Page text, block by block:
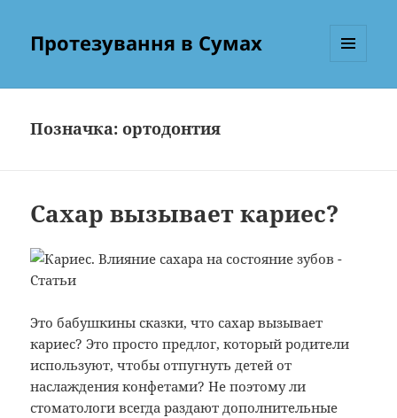
Протезування в Сумах
Позначка:ортодонтия
Сахар вызывает кариес?
Это бабушкины сказки, что сахар вызывает
кариес? Это просто предлог, который родители
используют, чтобы отпугнуть детей от
наслаждения конфетами? Не поэтому ли
стоматологи всегда раздают дополнительные